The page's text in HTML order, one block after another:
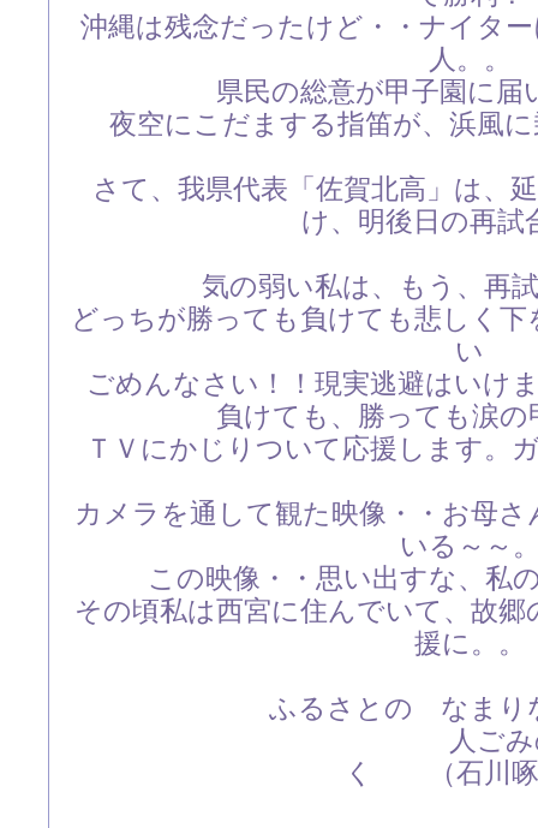
沖縄は残念だったけど・・ナイタ
人。。
県民の総意が甲子園に届
夜空にこだまする指笛が、浜風
さて、我県代表「佐賀北高」は、
け、明後日の再試
気の弱い私は、もう、再
どっちが勝っても負けても悲しく
い
ごめんなさい！！現実逃避はいけ
負けても、勝っても涙の
ＴＶにかじりついて応援します。
カメラを通して観た映像・・お母
いる～～
この映像・・思い出すな、私
その頃私は西宮に住んでいて、故
援に。。
ふるさとの なまりな
人ごみのなかに
く （石川啄